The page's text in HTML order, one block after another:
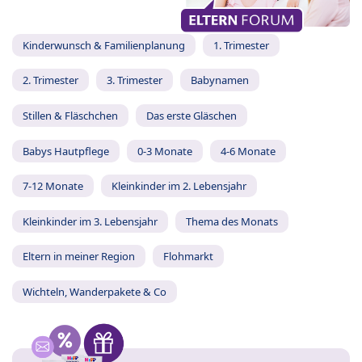
Kinderwunsch & Familienplanung 1. Trimester
2. Trimester 3. Trimester Babynamen
Stillen & Fläschchen Das erste Gläschen
Babys Hautpflege 0-3 Monate 4-6 Monate
7-12 Monate Kleinkinder im 2. Lebensjahr
Kleinkinder im 3. Lebensjahr Thema des Monats
Eltern in meiner Region Flohmarkt
Wichteln, Wanderpakete & Co